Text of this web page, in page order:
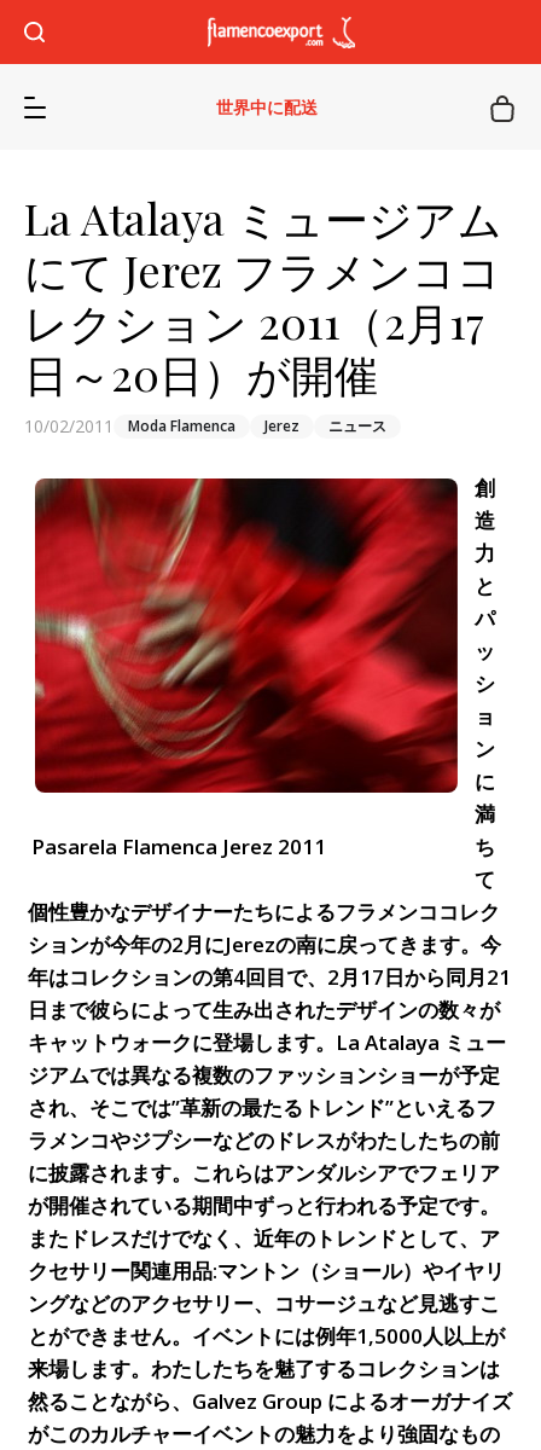
世界中に配送
La Atalaya ミュージアム
にて Jerez フラメンココ
レクション 2011（2月17
日～20日）が開催
10/02/2011 Moda Flamenca Jerez ニュース
Pasarela Flamenca Jerez 2011
創
造
力
と
パ
ッ
シ
ョ
ン
に
満
ち
て
個性豊かなデザイナーたちによるフラメンココレク
ションが今年の2月にJerezの南に戻ってきます。今
年はコレクションの第4回目で、2月17日から同月21
日まで彼らによって生み出されたデザインの数々が
キャットウォークに登場します。La Atalaya ミュー
ジアムでは異なる複数のファッションショーが予定
され、そこでは”革新の最たるトレンド”といえるフ
ラメンコやジプシーなどのドレスがわたしたちの前
に披露されます。これらはアンダルシアでフェリア
が開催されている期間中ずっと行われる予定です。
またドレスだけでなく、近年のトレンドとして、ア
クセサリー関連用品:マントン（ショール）やイヤリ
ングなどのアクセサリー、コサージュなど見逃すこ
とができません。イベントには例年1,5000人以上が
来場します。わたしたちを魅了するコレクションは
然ることながら、Galvez Group によるオーガナイズ
がこのカルチャーイベントの魅力をより強固なもの